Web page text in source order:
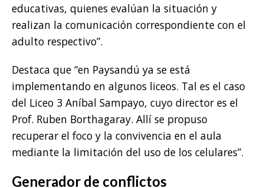
educativas, quienes evalúan la situación y
realizan la comunicación correspondiente con el
adulto respectivo”.
Destaca que “en Paysandú ya se está
implementando en algunos liceos. Tal es el caso
del Liceo 3 Aníbal Sampayo, cuyo director es el
Prof. Ruben Borthagaray. Allí se propuso
recuperar el foco y la convivencia en el aula
mediante la limitación del uso de los celulares”.
Generador de conflictos